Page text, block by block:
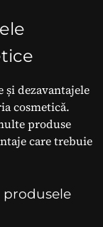
și dezavantajele
cosmetică.
produse
care trebuie
produsele